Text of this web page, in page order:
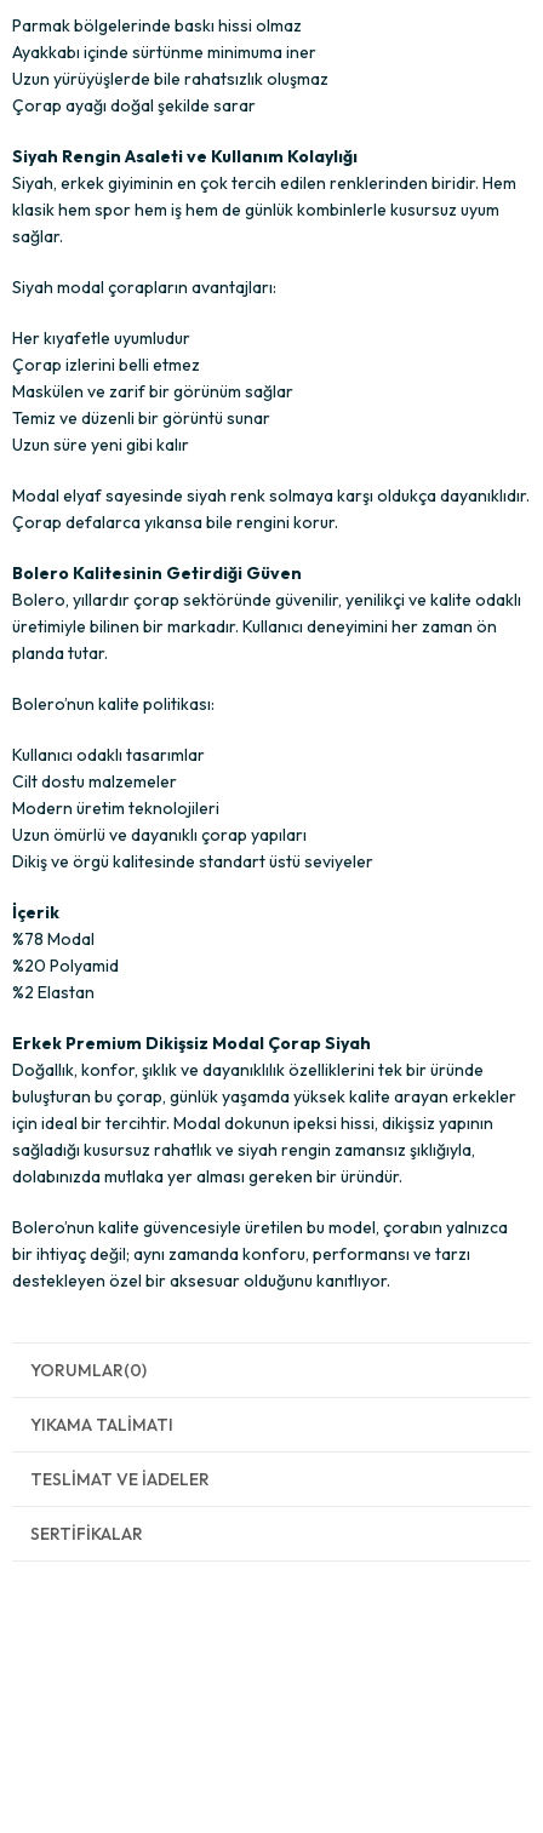
Parmak bölgelerinde baskı hissi olmaz
Ayakkabı içinde sürtünme minimuma iner
Uzun yürüyüşlerde bile rahatsızlık oluşmaz
Çorap ayağı doğal şekilde sarar
Siyah Rengin Asaleti ve Kullanım Kolaylığı
Siyah, erkek giyiminin en çok tercih edilen renklerinden biridir. Hem
klasik hem spor hem iş hem de günlük kombinlerle kusursuz uyum
sağlar.
Siyah modal çorapların avantajları:
Her kıyafetle uyumludur
Çorap izlerini belli etmez
Maskülen ve zarif bir görünüm sağlar
Temiz ve düzenli bir görüntü sunar
Uzun süre yeni gibi kalır
Modal elyaf sayesinde siyah renk solmaya karşı oldukça dayanıklıdır.
Çorap defalarca yıkansa bile rengini korur.
Bolero Kalitesinin Getirdiği Güven
Bolero, yıllardır çorap sektöründe güvenilir, yenilikçi ve kalite odaklı
üretimiyle bilinen bir markadır. Kullanıcı deneyimini her zaman ön
planda tutar.
Bolero’nun kalite politikası:
Kullanıcı odaklı tasarımlar
Cilt dostu malzemeler
Modern üretim teknolojileri
Uzun ömürlü ve dayanıklı çorap yapıları
Dikiş ve örgü kalitesinde standart üstü seviyeler
İçerik
%78 Modal
%20 Polyamid
%2 Elastan
Erkek Premium Dikişsiz Modal Çorap Siyah
Doğallık, konfor, şıklık ve dayanıklılık özelliklerini tek bir üründe
buluşturan bu çorap, günlük yaşamda yüksek kalite arayan erkekler
için ideal bir tercihtir. Modal dokunun ipeksi hissi, dikişsiz yapının
sağladığı kusursuz rahatlık ve siyah rengin zamansız şıklığıyla,
dolabınızda mutlaka yer alması gereken bir üründür.
Bolero’nun kalite güvencesiyle üretilen bu model, çorabın yalnızca
bir ihtiyaç değil; aynı zamanda konforu, performansı ve tarzı
destekleyen özel bir aksesuar olduğunu kanıtlıyor.
YORUMLAR(0)
YIKAMA TALIMATI
TESLIMAT VE İADELER
SERTIFIKALAR